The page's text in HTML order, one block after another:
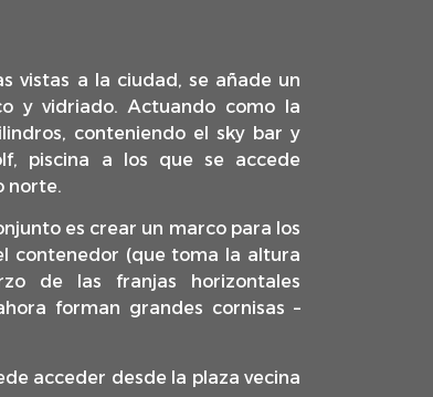
vistas a la ciudad, se añade un
y vidriado. Actuando como la
conteniendo el sky bar y
piscina a los que se accede
norte.
es crear un marco para los
contenedor (que toma la altura
de las franjas horizontales
forman grandes cornisas –
acceder desde la plaza vecina